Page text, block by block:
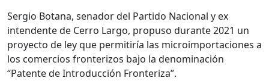
Sergio Botana, senador del Partido Nacional y ex
intendente de Cerro Largo, propuso durante 2021 un
proyecto de ley que permitiría las microimportaciones a
los comercios fronterizos bajo la denominación
“Patente de Introducción Fronteriza”.